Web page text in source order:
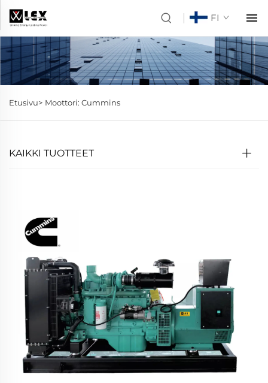
FI
Etusivu> Moottori: Cummins
KAIKKI TUOTTEET